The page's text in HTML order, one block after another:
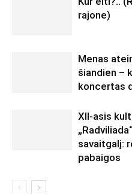
rajone)
Menas
šiandien –
koncertas
XII-asis
savaitgalį:
pabaigos